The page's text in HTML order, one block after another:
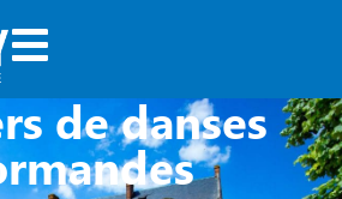
de danses